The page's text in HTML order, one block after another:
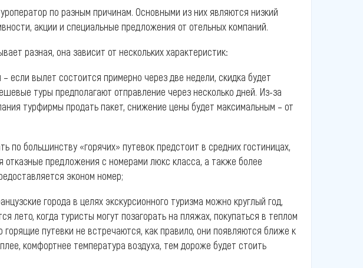
по разным причинам. Основными из них являются низкий
акции и специальные предложения от отельных компаний.
разная, она зависит от нескольких характеристик:
если вылет состоится примерно через две недели, скидка будет
туры предполагают отправление через несколько дней. Из-за
турфирмы продать пакет, снижение цены будет максимальным – от
по большинству «горячих» путевок предстоит в средних гостиницах,
предложения с номерами люкс класса, а также более
эконом номер;
города в целях экскурсионного туризма можно круглый год,
лето, когда туристы могут позагорать на пляжах, покупаться в теплом
путевки не встречаются, как правило, они появляются ближе к
комфортнее температура воздуха, тем дороже будет стоить